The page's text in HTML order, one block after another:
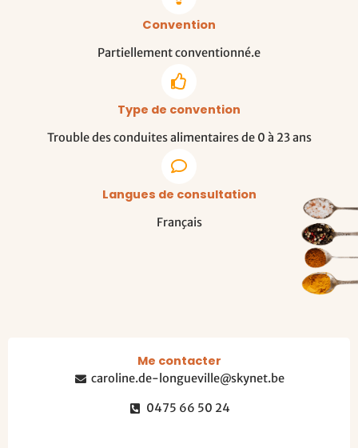
Convention
Partiellement conventionné.e
Type de convention
Trouble des conduites alimentaires de 0 à 23 ans
Langues de consultation
Français
Me contacter
caroline.de-longueville@skynet.be
0475 66 50 24